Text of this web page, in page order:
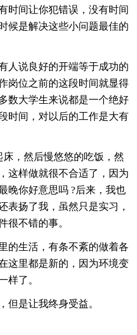
时间让你犯错误，没有时间
候是解决这些小问题最佳的
人说良好的开端等于成功的
岗位之前的这段时间就显得
数大学生来说都是一个绝好
时间，对以后的工作是大有
，然后慢悠悠的吃饭，然
这样做就很不合适了，因为
晚你好意思吗 ?后来，我也
表扬了我，虽然只是实习，
很不错的事。
的生活，有条不紊的做着各
这里都是新的，因为环境变
样了。
但是让我终身受益。